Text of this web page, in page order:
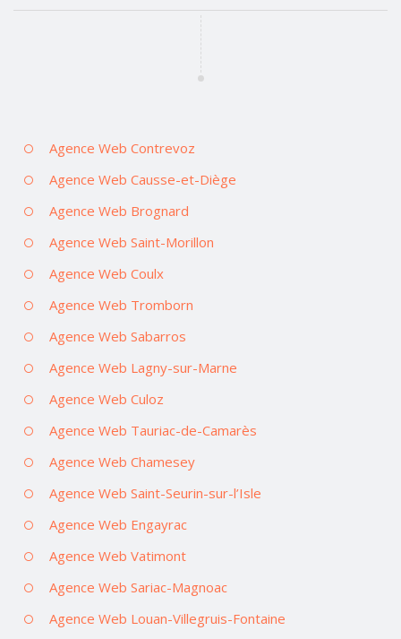
Agence Web Contrevoz
Agence Web Causse-et-Diège
Agence Web Brognard
Agence Web Saint-Morillon
Agence Web Coulx
Agence Web Tromborn
Agence Web Sabarros
Agence Web Lagny-sur-Marne
Agence Web Culoz
Agence Web Tauriac-de-Camarès
Agence Web Chamesey
Agence Web Saint-Seurin-sur-l’Isle
Agence Web Engayrac
Agence Web Vatimont
Agence Web Sariac-Magnoac
Agence Web Louan-Villegruis-Fontaine